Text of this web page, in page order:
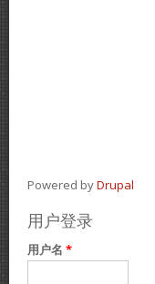
Powered byDrupal
用户登录
用户名 *